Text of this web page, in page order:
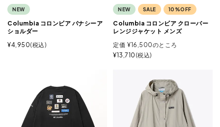
NEW
Columbia コロンビア パナシーア
ショルダー
¥4,950 税込
NEW SALE 10%OFF
Columbia コロンビア クローバー
レンジジャケット メンズ
定価 ¥16,500のところ
¥13,710 税込